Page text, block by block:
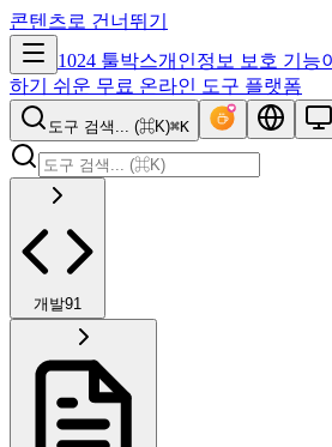
콘텐츠로 건너뛰기
1024 툴박스개인정보 보호 기능
하기 쉬운 무료 온라인 도구 플랫폼
도구 검색... (⌘K)⌘K
개발91